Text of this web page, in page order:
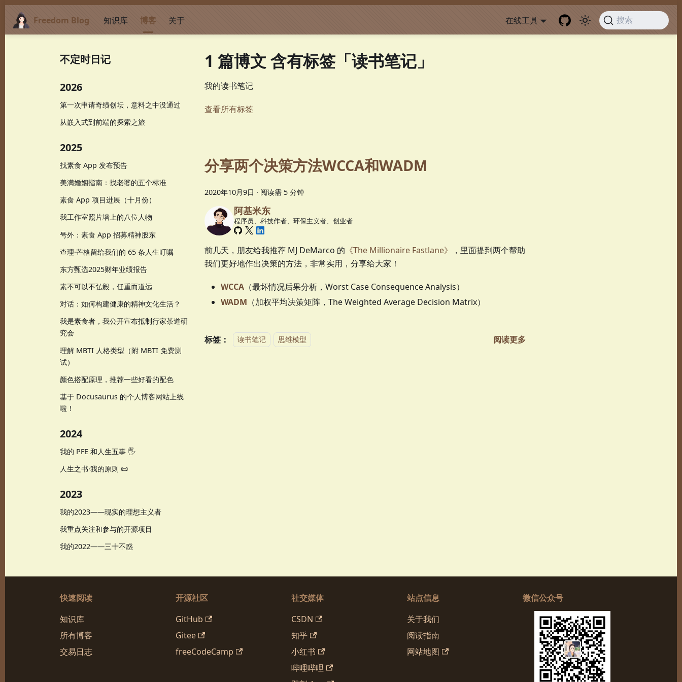
Freedom Blog 知识库 博客 关于 在线工具 搜索
不定时日记
2026
第一次申请奇绩创坛，意料之中没通过
从嵌入式到前端的探索之旅
2025
找素食 App 发布预告
美满婚姻指南：找老婆的五个标准
素食 App 项目进展（十月份）
我工作室照片墙上的八位人物
号外：素食 App 招募精神股东
查理·芒格留给我们的 65 条人生叮嘱
东方甄选2025财年业绩报告
素不可以不弘毅，任重而道远
对话：如何构建健康的精神文化生活？
我是素食者，我公开宣布抵制行家茶道研
究会
理解 MBTI 人格类型（附 MBTI 免费测
试）
颜色搭配原理，推荐一些好看的配色
基于 Docusaurus 的个人博客网站上线
啦！
2024
我的 PFE 和人生五事 🖐
人生之书·我的原则 📜
2023
我的2023——现实的理想主义者
我重点关注和参与的开源项目
我的2022——三十不惑
1 篇博文 含有标签「读书笔记」
我的读书笔记
查看所有标签
分享两个决策方法WCCA和WADM
2020年10月9日 · 阅读需 5 分钟
阿基米东
程序员、科技作者、环保主义者、创业者
前几天，朋友给我推荐 MJ DeMarco 的 《The Millionaire Fastlane》
，里面提到两个帮助
我们更好地作出决策的方法，非常实用，分享给大家！
WCCA （最坏情况后果分析，Worst Case Consequence Analysis）
WADM （加权平均决策矩阵，The Weighted Average Decision Matrix）
标签： 读书笔记 思维模型 阅读更多
快速阅读
知识库
所有博客
交易日志
开源社区
GitHub
Gitee
freeCodeCamp
社交媒体
CSDN
知乎
小红书
哔哩哔哩
站点信息
关于我们
阅读指南
网站地图
微信公众号